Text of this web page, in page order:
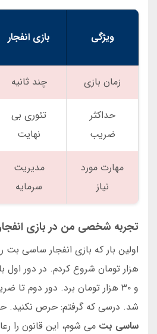
ویژگی بازی انفجار
زمان بازی چند ثانیه
حداکثر
ضریب
تئوری بی
نهایت
مهارت مورد
نیاز
مدیریت
سرمایه
تجربه شخصی من در بازی
شد. درسی که گرفتم: حرص نکنید.
ساسی بت